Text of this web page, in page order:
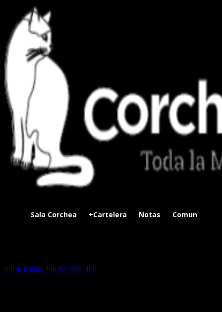
Sala Corchea +Cartelera Notas Comunidad
Inicio mulata blues1 700_400